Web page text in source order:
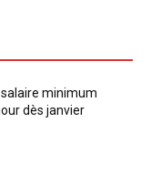
salaire minimum
dès janvier